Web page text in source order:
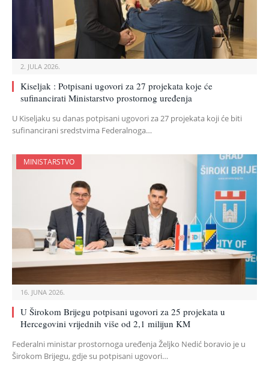
2. JULA 2026.
Kiseljak : Potpisani ugovori za 27 projekata koje će
sufinancirati Ministarstvo prostornog uređenja
U Kiseljaku su danas potpisani ugovori za 27 projekata koji će biti
sufinancirani sredstvima Federalnoga…
MINISTARSTVO
16. JUNA 2026.
U Širokom Brijegu potpisani ugovori za 25 projekata u
Hercegovini vrijednih više od 2,1 milijun KM
Federalni ministar prostornoga uređenja Željko Nedić boravio je u
Širokom Brijegu, gdje su potpisani ugovori…